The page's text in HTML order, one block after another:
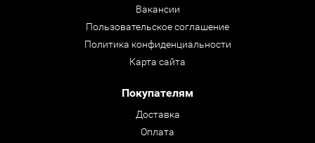
Вакансии
Пользовательское соглашение
Политика конфиденциальности
Карта сайта
Покупателям
Доставка
Оплата